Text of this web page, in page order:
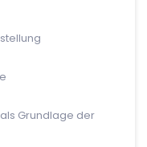
Grundlage der